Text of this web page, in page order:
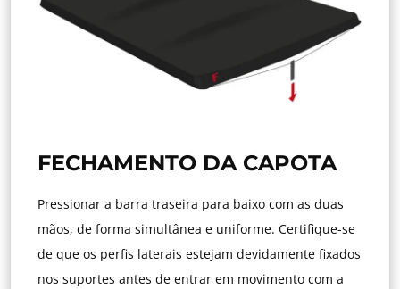
FECHAMENTO DA CAPOTA
Pressionar a barra traseira para baixo com as duas
mãos, de forma simultânea e uniforme. Certifique-se
de que os perfis laterais estejam devidamente fixados
nos suportes antes de entrar em movimento com a